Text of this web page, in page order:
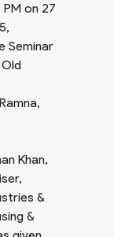
on 27
Seminar
Khan,
&
&